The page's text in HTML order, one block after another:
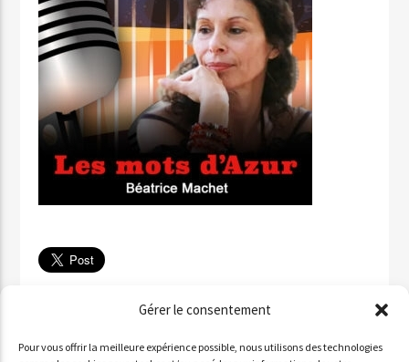
Gérer le consentement
Pour vous offrir la meilleure expérience possible, nous utilisons des technologies